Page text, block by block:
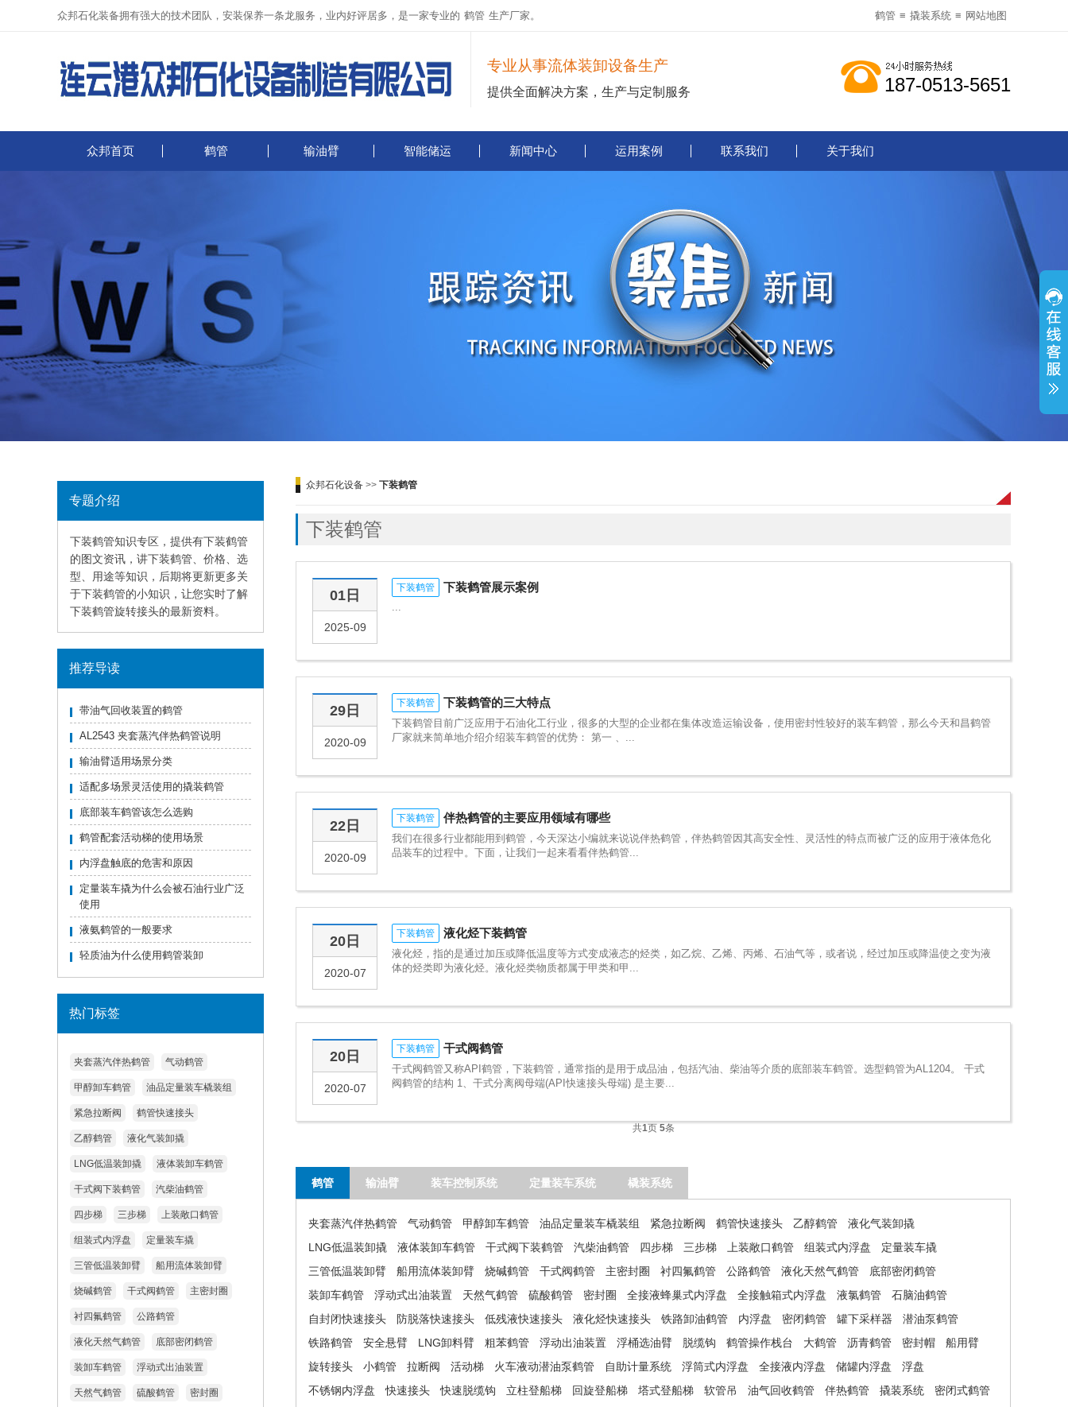
众邦石化装备拥有强大的技术团队，安装保养一条龙服务，业内好评居多，是一家专业的 鹤管 生产厂家。 鹤管 ≡ 撬装系统 ≡ 网站地图
专业从事流体装卸设备生产
提供全面解决方案，生产与定制服务 187-0513-5651
众邦首页 鹤管 输油臂 智能储运 新闻中心 运用案例 联系我们 关于我们
专题介绍
下装鹤管知识专区，提供有下装鹤管
的图文资讯，讲下装鹤管、价格、选
型、用途等知识，后期将更新更多关
于下装鹤管的小知识，让您实时了解
下装鹤管旋转接头的最新资料。
推荐导读
带油气回收装置的鹤管
AL2543 夹套蒸汽伴热鹤管说明
输油臂适用场景分类
适配多场景灵活使用的撬装鹤管
底部装车鹤管该怎么选购
鹤管配套活动梯的使用场景
内浮盘触底的危害和原因
定量装车撬为什么会被石油行业广泛
使用
液氨鹤管的一般要求
轻质油为什么使用鹤管装卸
热门标签
夹套蒸汽伴热鹤管 气动鹤管
甲醇卸车鹤管 油品定量装车橇装组
紧急拉断阀 鹤管快速接头
乙醇鹤管 液化气装卸撬
LNG低温装卸撬 液体装卸车鹤管
干式阀下装鹤管 汽柴油鹤管
四步梯 三步梯 上装敞口鹤管
组装式内浮盘 定量装车撬
三管低温装卸臂 船用流体装卸臂
烧碱鹤管 干式阀鹤管 主密封圈
衬四氟鹤管 公路鹤管
液化天然气鹤管 底部密闭鹤管
装卸车鹤管 浮动式出油装置
天然气鹤管 硫酸鹤管 密封圈
众邦石化设备 >> 下装鹤管
下装鹤管
01日
2025-09
下装鹤管 下装鹤管展示案例
...
29日
2020-09
下装鹤管 下装鹤管的三大特点
下装鹤管目前广泛应用于石油化工行业，很多的大型的企业都在集体改造运输设备，使用密封性较好的装车鹤管，那么今天和昌鹤管
厂家就来简单地介绍介绍装车鹤管的优势： 第一 、...
22日
2020-09
下装鹤管 伴热鹤管的主要应用领域有哪些
我们在很多行业都能用到鹤管，今天深达小编就来说说伴热鹤管，伴热鹤管因其高安全性、灵活性的特点而被广泛的应用于液体危化
品装车的过程中。下面，让我们一起来看看伴热鹤管...
20日
2020-07
下装鹤管 液化烃下装鹤管
液化烃，指的是通过加压或降低温度等方式变成液态的烃类，如乙烷、乙烯、丙烯、石油气等，或者说，经过加压或降温使之变为液
体的烃类即为液化烃。液化烃类物质都属于甲类和甲...
20日
2020-07
下装鹤管 干式阀鹤管
干式阀鹤管又称API鹤管，下装鹤管，通常指的是用于成品油，包括汽油、柴油等介质的底部装车鹤管。选型鹤管为AL1204。 干式
阀鹤管的结构 1、干式分离阀母端(API快速接头母端) 是主要...
共1页 5条
鹤管 输油臂 装车控制系统 定量装车系统 橇装系统
夹套蒸汽伴热鹤管 气动鹤管 甲醇卸车鹤管 油品定量装车橇装组 紧急拉断阀 鹤管快速接头 乙醇鹤管
液化气装卸撬
LNG低温装卸撬
液体装卸车鹤管 干式阀下装鹤管 汽柴油鹤管 四步梯 三步梯 上装敞口鹤管 组装式内浮盘
定量装车撬
三管低温装卸臂
船用流体装卸臂 烧碱鹤管 干式阀鹤管 主密封圈 衬四氟鹤管 公路鹤管 液化天然气鹤管
底部密闭鹤管
装卸车鹤管
浮动式出油装置 天然气鹤管 硫酸鹤管 密封圈 全接液蜂巢式内浮盘 全接触箱式内浮盘 液氯鹤管
石脑油鹤管
自封闭快速接头
防脱落快速接头 低残液快速接头 液化烃快速接头 铁路卸油鹤管 内浮盘 密闭鹤管 罐下采样器
潜油泵鹤管
铁路鹤管
安全悬臂 LNG卸料臂 粗苯鹤管 浮动出油装置 浮桶选油臂 脱缆钩 鹤管操作栈台 大鹤管 沥青鹤管 密封帽
船用臂
旋转接头
小鹤管 拉断阀 活动梯 火车液动潜油泵鹤管 自助计量系统 浮筒式内浮盘 全接液内浮盘 储罐内浮盘
浮盘
不锈钢内浮盘
快速接头 快速脱缆钩 立柱登船梯 回旋登船梯 塔式登船梯 软管吊 油气回收鹤管 伴热鹤管 撬装系统
密闭式鹤管